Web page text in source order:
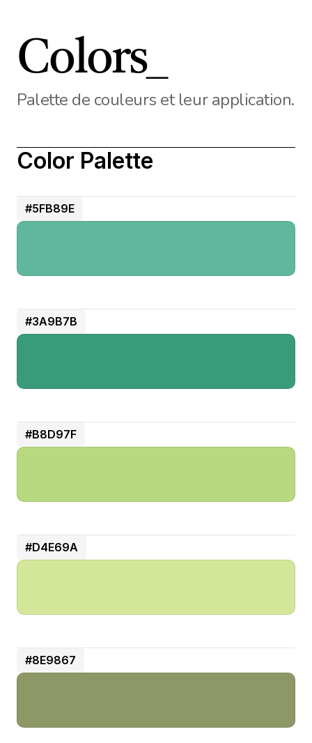
Colors_
Palette de couleurs et leur application.
Color Palette
#5FB89E
#3A9B7B
#B8D97F
#D4E69A
#8E9867